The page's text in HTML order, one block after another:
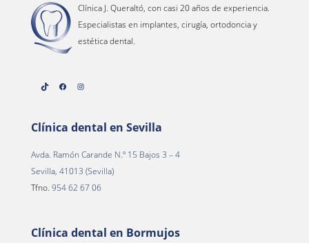
Clínica J. Queraltó, con casi 20 años de experiencia.
Especialistas en implantes, cirugía, ortodoncia y
estética dental.
TikTokFacebookInstagram
Clínica dental en Sevilla
Avda. Ramón Carande N.º 15 Bajos 3 – 4
Sevilla, 41013 (Sevilla)
Tfno. 954 62 67 06
Clínica dental en Bormujos